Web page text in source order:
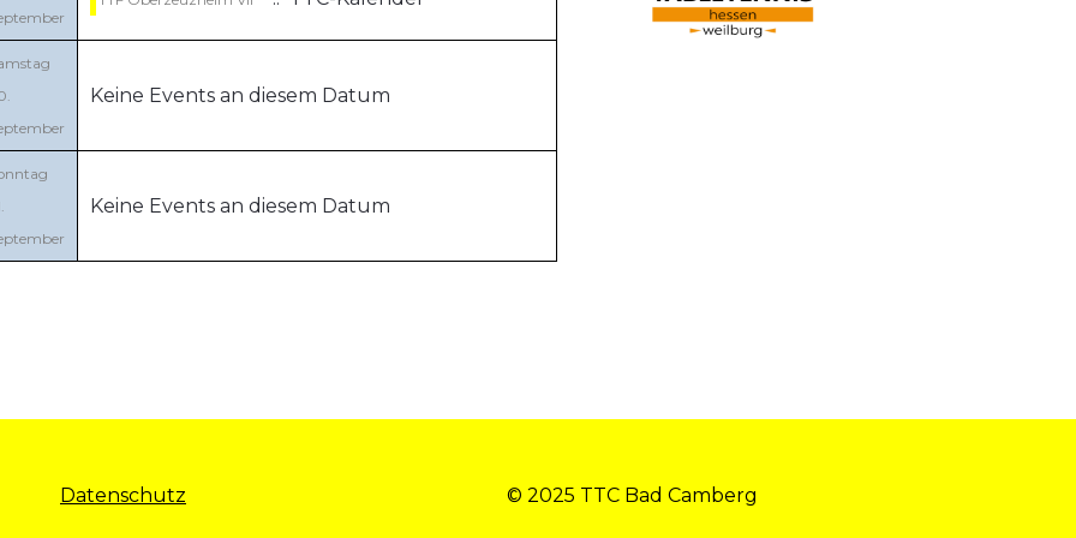
Keine Events an diesem Datum
Keine Events an diesem Datum
Datenschutz © 2025 TTC Bad Camberg